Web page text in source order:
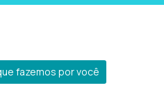
fazemos por você